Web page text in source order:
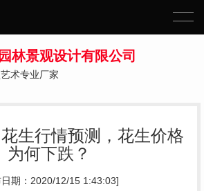
林景观设计有限公司
术专业厂家
生行情预测，花生价格
为何下跌？
日期：2020/12/15 1:43:03]